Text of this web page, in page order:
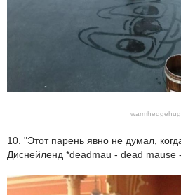
10. "Этот парень явно не думал,
Диснейленд *deadmau - dead